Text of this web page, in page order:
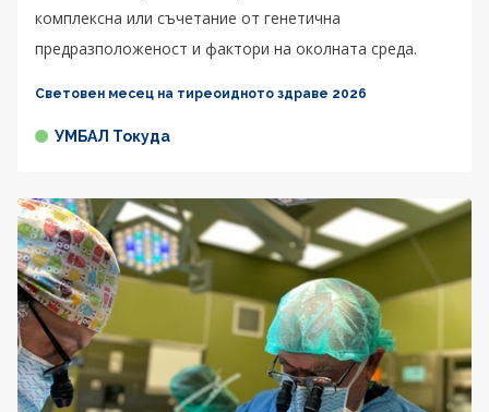
комплексна или съчетание от генетична
предразположеност и фактори на околната среда.
Световен месец на тиреоидното здраве 2026
УМБАЛ Токуда